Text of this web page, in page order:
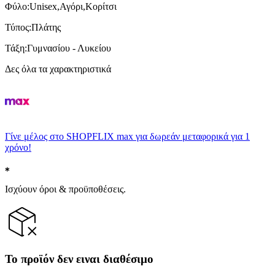
Φύλο:Unisex,Αγόρι,Κορίτσι
Τύπος:Πλάτης
Τάξη:Γυμνασίου - Λυκείου
Δες όλα τα χαρακτηριστικά
Γίνε μέλος στο SHOPFLIX max για δωρεάν μεταφορικά για 1
χρόνο!
Ισχύουν όροι & προϋποθέσεις.
Το προϊόν δεν ειναι διαθέσιμο